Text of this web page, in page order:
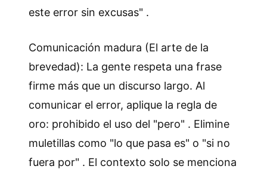
este error sin excusas" .
Comunicación madura (El arte de la
brevedad): La gente respeta una frase
firme más que un discurso largo. Al
comunicar el error, aplique la regla de
oro: prohibido el uso del "pero" . Elimine
muletillas como "lo que pasa es" o "si no
fuera por" . El contexto solo se menciona